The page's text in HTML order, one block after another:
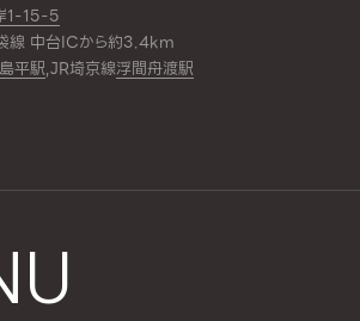
1-15-5
線 中台ICから約3.4km
平駅,JR埼京線浮間舟渡駅